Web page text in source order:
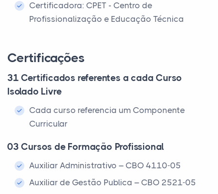
Certificadora: CPET - Centro de
Profissionalização e Educação Técnica
Certificações
31 Certificados referentes a cada Curso
Isolado Livre
Cada curso referencia um Componente
Curricular
03 Cursos de Formação Profissional
Auxiliar Administrativo – CBO 4110-05
Auxiliar de Gestão Publica – CBO 2521-05